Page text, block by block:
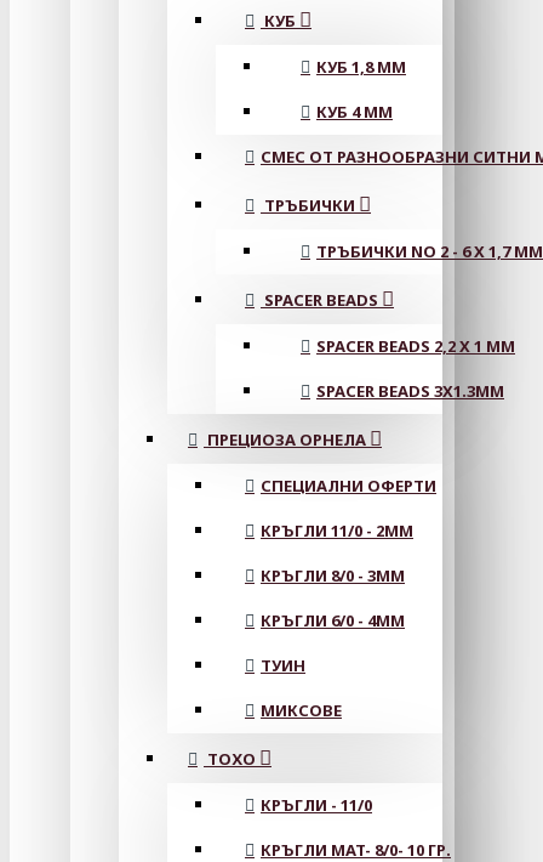
КУБ
КУБ 1,8 ММ
КУБ 4 ММ
СМЕС ОТ РАЗНООБРАЗНИ СИТНИ
ТРЪБИЧКИ
ТРЪБИЧКИ NO 2 - 6 X 1,7 MM
SPACER BEADS
SPACER BEADS 2,2 X 1 MM
SPACER BEADS 3X1.3MM
ПРЕЦИОЗА ОРНЕЛА
СПЕЦИАЛНИ ОФЕРТИ
КРЪГЛИ 11/0 - 2MM
КРЪГЛИ 8/0 - 3MM
КРЪГЛИ 6/0 - 4MM
ТУИН
МИКСОВЕ
ТОХО
КРЪГЛИ - 11/0
КРЪГЛИ MAT- 8/0- 10 ГР.